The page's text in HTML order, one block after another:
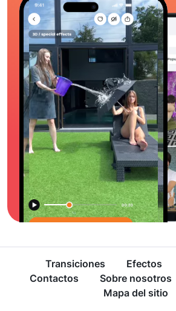
Transiciones Efectos
Contactos
Sobre nosotros
Mapa del sitio